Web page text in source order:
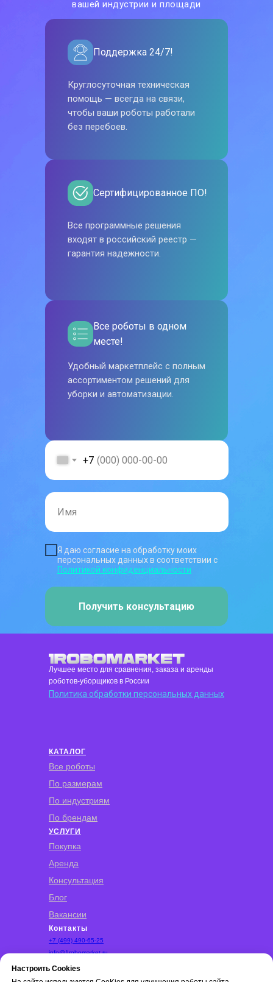
вашей индустрии и площади
Поддержка 24/7!
Круглосуточная техническая
помощь — всегда на связи,
чтобы ваши роботы работали
без перебоев.
Сертифицированное ПО!
Все программные решения
входят в российский реестр —
гарантия надежности.
Все роботы в одном
месте!
Удобный маркетплейс с полным
ассортиментом решений для
уборки и автоматизации.
+7
Я даю согласие на обработку моих
персональных данных в соответствии с
Политикой конфиденциальности
Получить консультацию
Лучшее место для сравнения, заказа и аренды
роботов-уборщиков в России
Политика обработки персональных данных
КАТАЛОГ
Все роботы
По размерам
По индустриям
По брендам
УСЛУГИ
Покупка
Аренда
Консультация
Блог
Вакансии
Контакты
+7 (499) 490-65-25
info@1robomarket.ru
Бизнес‑парк «Румянцево» Киевское шоссе,
Настроить Cookies